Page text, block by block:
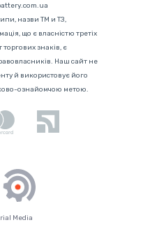
назви ТМ и ТЗ,
що є власністю третіх
торгових знаків, є
Наш сайт не
й використовує його
ознайомчою метою.
Media